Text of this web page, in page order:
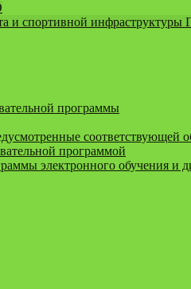
и спортивной
программы
соответствующей
программой
электронного обучения и